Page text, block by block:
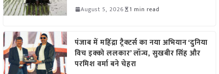
August 5, 2026 1 min read
पंजाब में महिंद्रा ट्रैक्टर्स का नया अभियान ‘दुनिया
विच इक्को ललकार’ लॉन्च, सुखबीर सिंह और
परमिश वर्मा बने चेहरा